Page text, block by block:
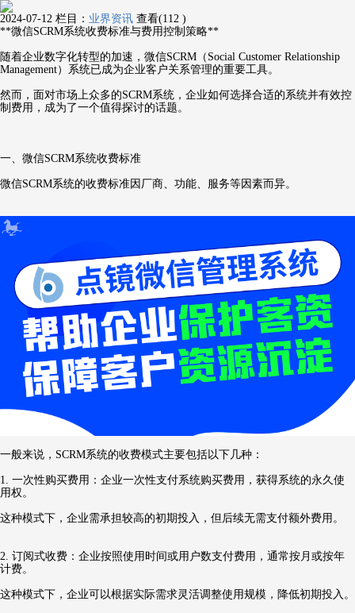
2024-07-12 栏目： 业界资讯 查看(112 )
**微信SCRM系统收费标准与费用控制策略**
随着企业数字化转型的加速，微信SCRM（Social Customer Relationship
Management）系统已成为企业客户关系管理的重要工具。
然而，面对市场上众多的SCRM系统，企业如何选择合适的系统并有效控
制费用，成为了一个值得探讨的话题。
一、微信SCRM系统收费标准
微信SCRM系统的收费标准因厂商、功能、服务等因素而异。
一般来说，SCRM系统的收费模式主要包括以下几种：
1. 一次性购买费用：企业一次性支付系统购买费用，获得系统的永久使
用权。
这种模式下，企业需承担较高的初期投入，但后续无需支付额外费用。
2. 订阅式收费：企业按照使用时间或用户数支付费用，通常按月或按年
计费。
这种模式下，企业可以根据实际需求灵活调整使用规模，降低初期投入。